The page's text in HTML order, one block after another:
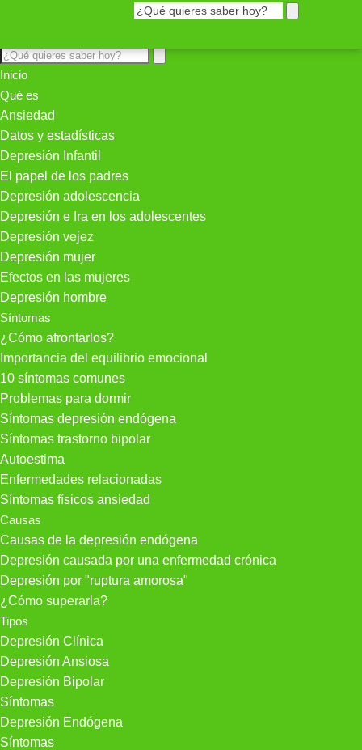
Inicio
Qué es
Ansiedad
Datos y estadísticas
Depresión Infantil
El papel de los padres
Depresión adolescencia
Depresión e Ira en los adolescentes
Depresión vejez
Depresión mujer
Efectos en las mujeres
Depresión hombre
Síntomas
¿Cómo afrontarlos?
Importancia del equilibrio emocional
10 síntomas comunes
Problemas para dormir
Síntomas depresión endógena
Síntomas trastorno bipolar
Autoestima
Enfermedades relacionadas
Síntomas físicos ansiedad
Causas
Causas de la depresión endógena
Depresión causada por una enfermedad crónica
Depresión por "ruptura amorosa"
¿Cómo superarla?
Tipos
Depresión Clínica
Depresión Ansiosa
Depresión Bipolar
Síntomas
Depresión Endógena
Síntomas